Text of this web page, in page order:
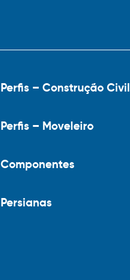
Perfis – Construção Civil
Perfis – Moveleiro
Componentes
Persianas